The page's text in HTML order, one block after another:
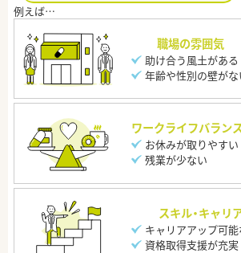
職場の雰囲気
助け合う風土がある
年齢や性別の壁がな
ワークライフバラン
お休みが取りやすい
残業が少ない
スキル・キャリ
キャリアアップ可
資格取得支援が充実